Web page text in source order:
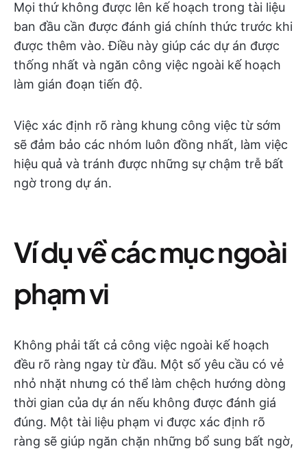
Mọi thứ không được lên kế hoạch trong tài liệu
ban đầu cần được đánh giá chính thức trước khi
được thêm vào. Điều này giúp các dự án được
thống nhất và ngăn công việc ngoài kế hoạch
làm gián đoạn tiến độ.
Việc xác định rõ ràng khung công việc từ sớm
sẽ đảm bảo các nhóm luôn đồng nhất, làm việc
hiệu quả và tránh được những sự chậm trễ bất
ngờ trong dự án.
Ví dụ về các mục ngoài
phạm vi
Không phải tất cả công việc ngoài kế hoạch
đều rõ ràng ngay từ đầu. Một số yêu cầu có vẻ
nhỏ nhặt nhưng có thể làm chệch hướng dòng
thời gian của dự án nếu không được đánh giá
đúng. Một tài liệu phạm vi được xác định rõ
ràng sẽ giúp ngăn chặn những bổ sung bất ngờ,